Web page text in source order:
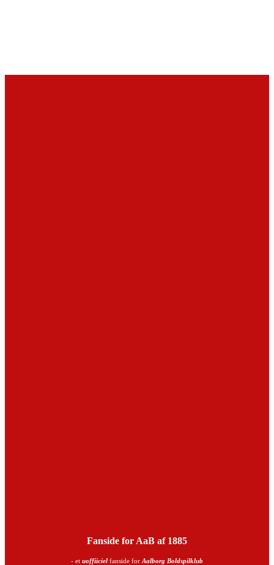
Fanside for AaB af 1885
- et uoffiiciel fanside for Aalborg Boldspilklub